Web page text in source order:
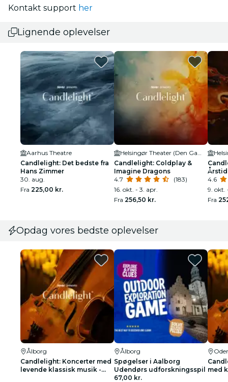
Kontakt support her
Lignende oplevelser
Aarhus Theatre
Candlelight: Det bedste fra
Hans Zimmer
30. aug.
Fra 225,00 kr.
Candlelight: Coldplay &
Imagine Dragons
4.7
(183)
16. okt. - 3. apr.
Fra 256,50 kr.
4.6
9. okt.
Fra
Opdag vores bedste oplevelser
Ålborg
Candlelight: Koncerter med
levende klassisk musik -
Ålborg
Spøgelser i Aalborg
Udendørs udforskningsspil
67,00 kr.
med